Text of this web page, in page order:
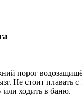
порог
Не стоит плавать
ходить в баню.